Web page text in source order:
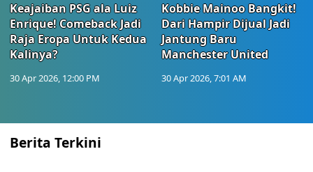
Keajaiban PSG ala Luiz
Enrique! Comeback Jadi
Raja Eropa Untuk Kedua
Kalinya?
30 Apr 2026, 12:00 PM
Kobbie Mainoo Bangkit!
Dari Hampir Dijual Jadi
Jantung Baru
Manchester United
30 Apr 2026, 7:01 AM
Berita Terkini